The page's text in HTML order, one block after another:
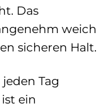
Das
weich
sicheren Halt.
Tag
ein